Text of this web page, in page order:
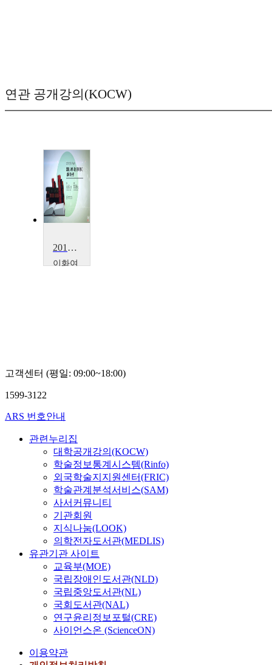
연관 공개강의(KOCW)
2018 인문대 학술제
이화여
고객센터 (평일: 09:00~18:00)
1599-3122
ARS 번호안내
관련누리집
대학공개강의(KOCW)
학술정보통계시스템(Rinfo)
외국학술지지원센터(FRIC)
학술관계분석서비스(SAM)
사서커뮤니티
기관회원
지식나눔(LOOK)
의학전자도서관(MEDLIS)
유관기관 사이트
교육부(MOE)
국립장애인도서관(NLD)
국립중앙도서관(NL)
국회도서관(NAL)
연구윤리정보포털(CRE)
사이언스온 (ScienceON)
이용약관